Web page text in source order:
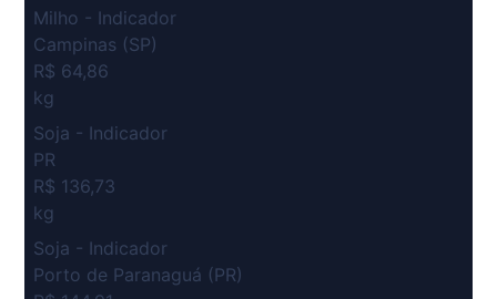
Milho - Indicador
Campinas (SP)
R$ 64,86
kg
Soja - Indicador
PR
R$ 136,73
kg
Soja - Indicador
Porto de Paranaguá (PR)